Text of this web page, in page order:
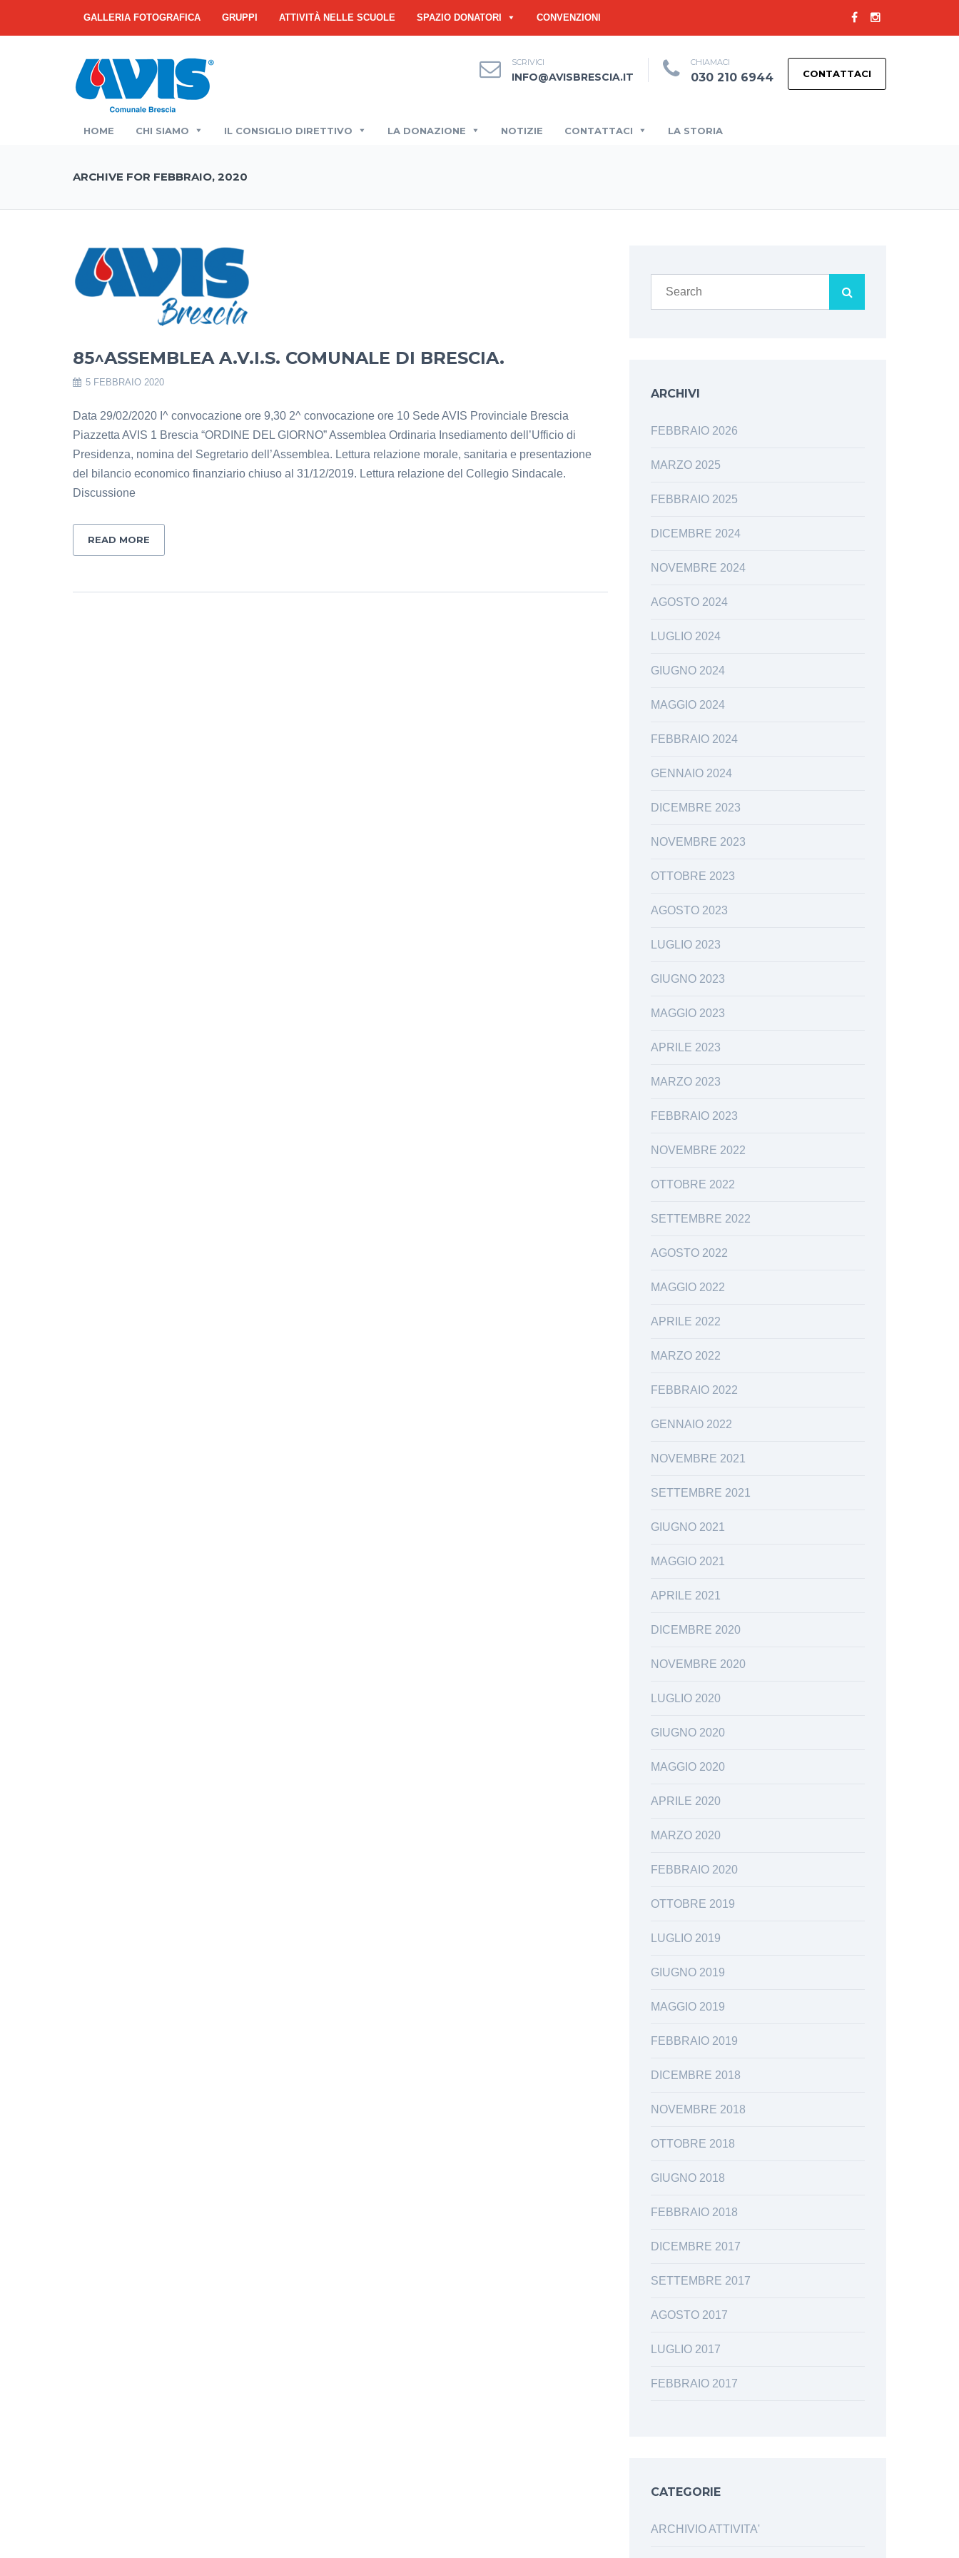
GALLERIA FOTOGRAFICA GRUPPI ATTIVITÀ NELLE SCUOLE SPAZIO DONATORI CONVENZIONI
SCRIVICI
INFO@AVISBRESCIA.IT
CHIAMACI
030 210 6944 CONTATTACI
HOME CHI SIAMO IL CONSIGLIO DIRETTIVO LA DONAZIONE NOTIZIE CONTATTACI LA STORIA
ARCHIVE FOR FEBBRAIO, 2020
85^ASSEMBLEA A.V.I.S. COMUNALE DI BRESCIA.
5 FEBBRAIO 2020
Data 29/02/2020 I^ convocazione ore 9,30 2^ convocazione ore 10 Sede AVIS Provinciale Brescia
Piazzetta AVIS 1 Brescia “ORDINE DEL GIORNO” Assemblea Ordinaria Insediamento dell’Ufficio di
Presidenza, nomina del Segretario dell’Assemblea. Lettura relazione morale, sanitaria e presentazione
del bilancio economico finanziario chiuso al 31/12/2019. Lettura relazione del Collegio Sindacale.
Discussione
READ MORE
ARCHIVI
FEBBRAIO 2026
MARZO 2025
FEBBRAIO 2025
DICEMBRE 2024
NOVEMBRE 2024
AGOSTO 2024
LUGLIO 2024
GIUGNO 2024
MAGGIO 2024
FEBBRAIO 2024
GENNAIO 2024
DICEMBRE 2023
NOVEMBRE 2023
OTTOBRE 2023
AGOSTO 2023
LUGLIO 2023
GIUGNO 2023
MAGGIO 2023
APRILE 2023
MARZO 2023
FEBBRAIO 2023
NOVEMBRE 2022
OTTOBRE 2022
SETTEMBRE 2022
AGOSTO 2022
MAGGIO 2022
APRILE 2022
MARZO 2022
FEBBRAIO 2022
GENNAIO 2022
NOVEMBRE 2021
SETTEMBRE 2021
GIUGNO 2021
MAGGIO 2021
APRILE 2021
DICEMBRE 2020
NOVEMBRE 2020
LUGLIO 2020
GIUGNO 2020
MAGGIO 2020
APRILE 2020
MARZO 2020
FEBBRAIO 2020
OTTOBRE 2019
LUGLIO 2019
GIUGNO 2019
MAGGIO 2019
FEBBRAIO 2019
DICEMBRE 2018
NOVEMBRE 2018
OTTOBRE 2018
GIUGNO 2018
FEBBRAIO 2018
DICEMBRE 2017
SETTEMBRE 2017
AGOSTO 2017
LUGLIO 2017
FEBBRAIO 2017
CATEGORIE
ARCHIVIO ATTIVITA'